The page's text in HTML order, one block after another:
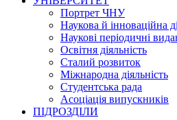
Портрет ЧНУ
Наукова й інноваційна
Наукові періодичні
Освітня діяльність
Сталий розвиток
Міжнародна діяльність
Студентська рада
Асоціація випускників
ПІДРОЗДІЛИ